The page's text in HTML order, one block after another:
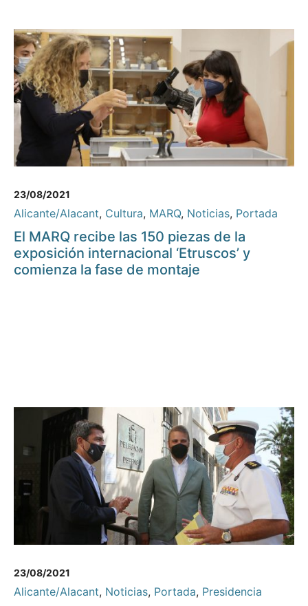
23/08/2021
Alicante/Alacant, Cultura, MARQ, Noticias, Portada
El MARQ recibe las 150 piezas de la
exposición internacional ‘Etruscos’ y
comienza la fase de montaje
23/08/2021
Alicante/Alacant, Noticias, Portada, Presidencia